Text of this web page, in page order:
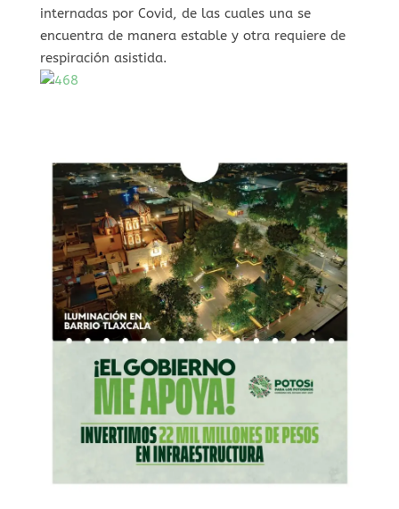
internadas por Covid, de las cuales una se
encuentra de manera estable y otra requiere de
respiración asistida.